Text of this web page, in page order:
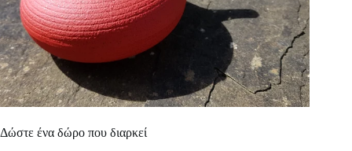
Δώστε ένα δώρο που διαρκεί